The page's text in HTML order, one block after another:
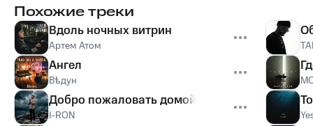
Похожие треки
Вдоль ночных витрин
Артем Атом
Ангел
Вѣдун
Добро пожаловать домой
I-RON